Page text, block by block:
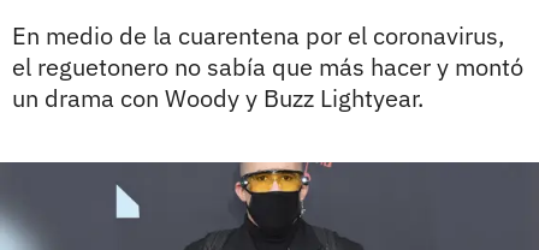
En medio de la cuarentena por el coronavirus,
el reguetonero no sabía que más hacer y montó
un drama con Woody y Buzz Lightyear.